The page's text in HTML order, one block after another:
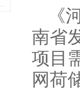
《
南省
项目
网荷